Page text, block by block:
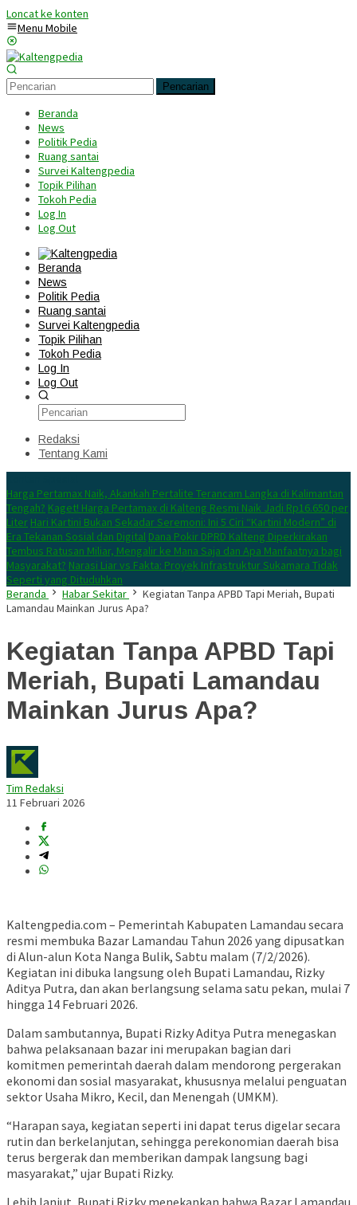
Loncat ke konten
Menu Mobile
Pencarian
Beranda
News
Politik Pedia
Ruang santai
Survei Kaltengpedia
Topik Pilihan
Tokoh Pedia
Log In
Log Out
Beranda
News
Politik Pedia
Ruang santai
Survei Kaltengpedia
Topik Pilihan
Tokoh Pedia
Log In
Log Out
Redaksi
Tentang Kami
Harga Pertamax Naik, Akankah Pertalite Terancam Langka di Kalimantan
Tengah? Kaget! Harga Pertamax di Kalteng Resmi Naik Jadi Rp16.650 per
Liter Hari Kartini Bukan Sekadar Seremoni: Ini 5 Ciri “Kartini Modern” di
Era Tekanan Sosial dan Digital Dana Pokir DPRD Kalteng Diperkirakan
Tembus Ratusan Miliar, Mengalir ke Mana Saja dan Apa Manfaatnya bagi
Masyarakat? Narasi Liar vs Fakta: Proyek Infrastruktur Sukamara Tidak
Seperti yang Dituduhkan
Beranda
Habar Sekitar
Kegiatan Tanpa APBD Tapi Meriah, Bupati
Lamandau Mainkan Jurus Apa?
Kegiatan Tanpa APBD Tapi
Meriah, Bupati Lamandau
Mainkan Jurus Apa?
Tim Redaksi
11 Februari 2026
Kaltengpedia.com – Pemerintah Kabupaten Lamandau secara
resmi membuka Bazar Lamandau Tahun 2026 yang dipusatkan
di Alun-alun Kota Nanga Bulik, Sabtu malam (7/2/2026).
Kegiatan ini dibuka langsung oleh Bupati Lamandau, Rizky
Aditya Putra, dan akan berlangsung selama satu pekan, mulai 7
hingga 14 Februari 2026.
Dalam sambutannya, Bupati Rizky Aditya Putra menegaskan
bahwa pelaksanaan bazar ini merupakan bagian dari
komitmen pemerintah daerah dalam mendorong pergerakan
ekonomi dan sosial masyarakat, khususnya melalui penguatan
sektor Usaha Mikro, Kecil, dan Menengah (UMKM).
“Harapan saya, kegiatan seperti ini dapat terus digelar secara
rutin dan berkelanjutan, sehingga perekonomian daerah bisa
terus bergerak dan memberikan dampak langsung bagi
masyarakat,” ujar Bupati Rizky.